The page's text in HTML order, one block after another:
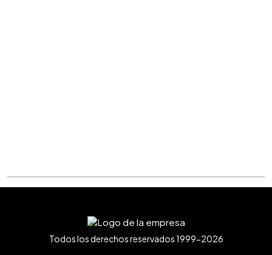
Todos los derechos reservados 1999-2026